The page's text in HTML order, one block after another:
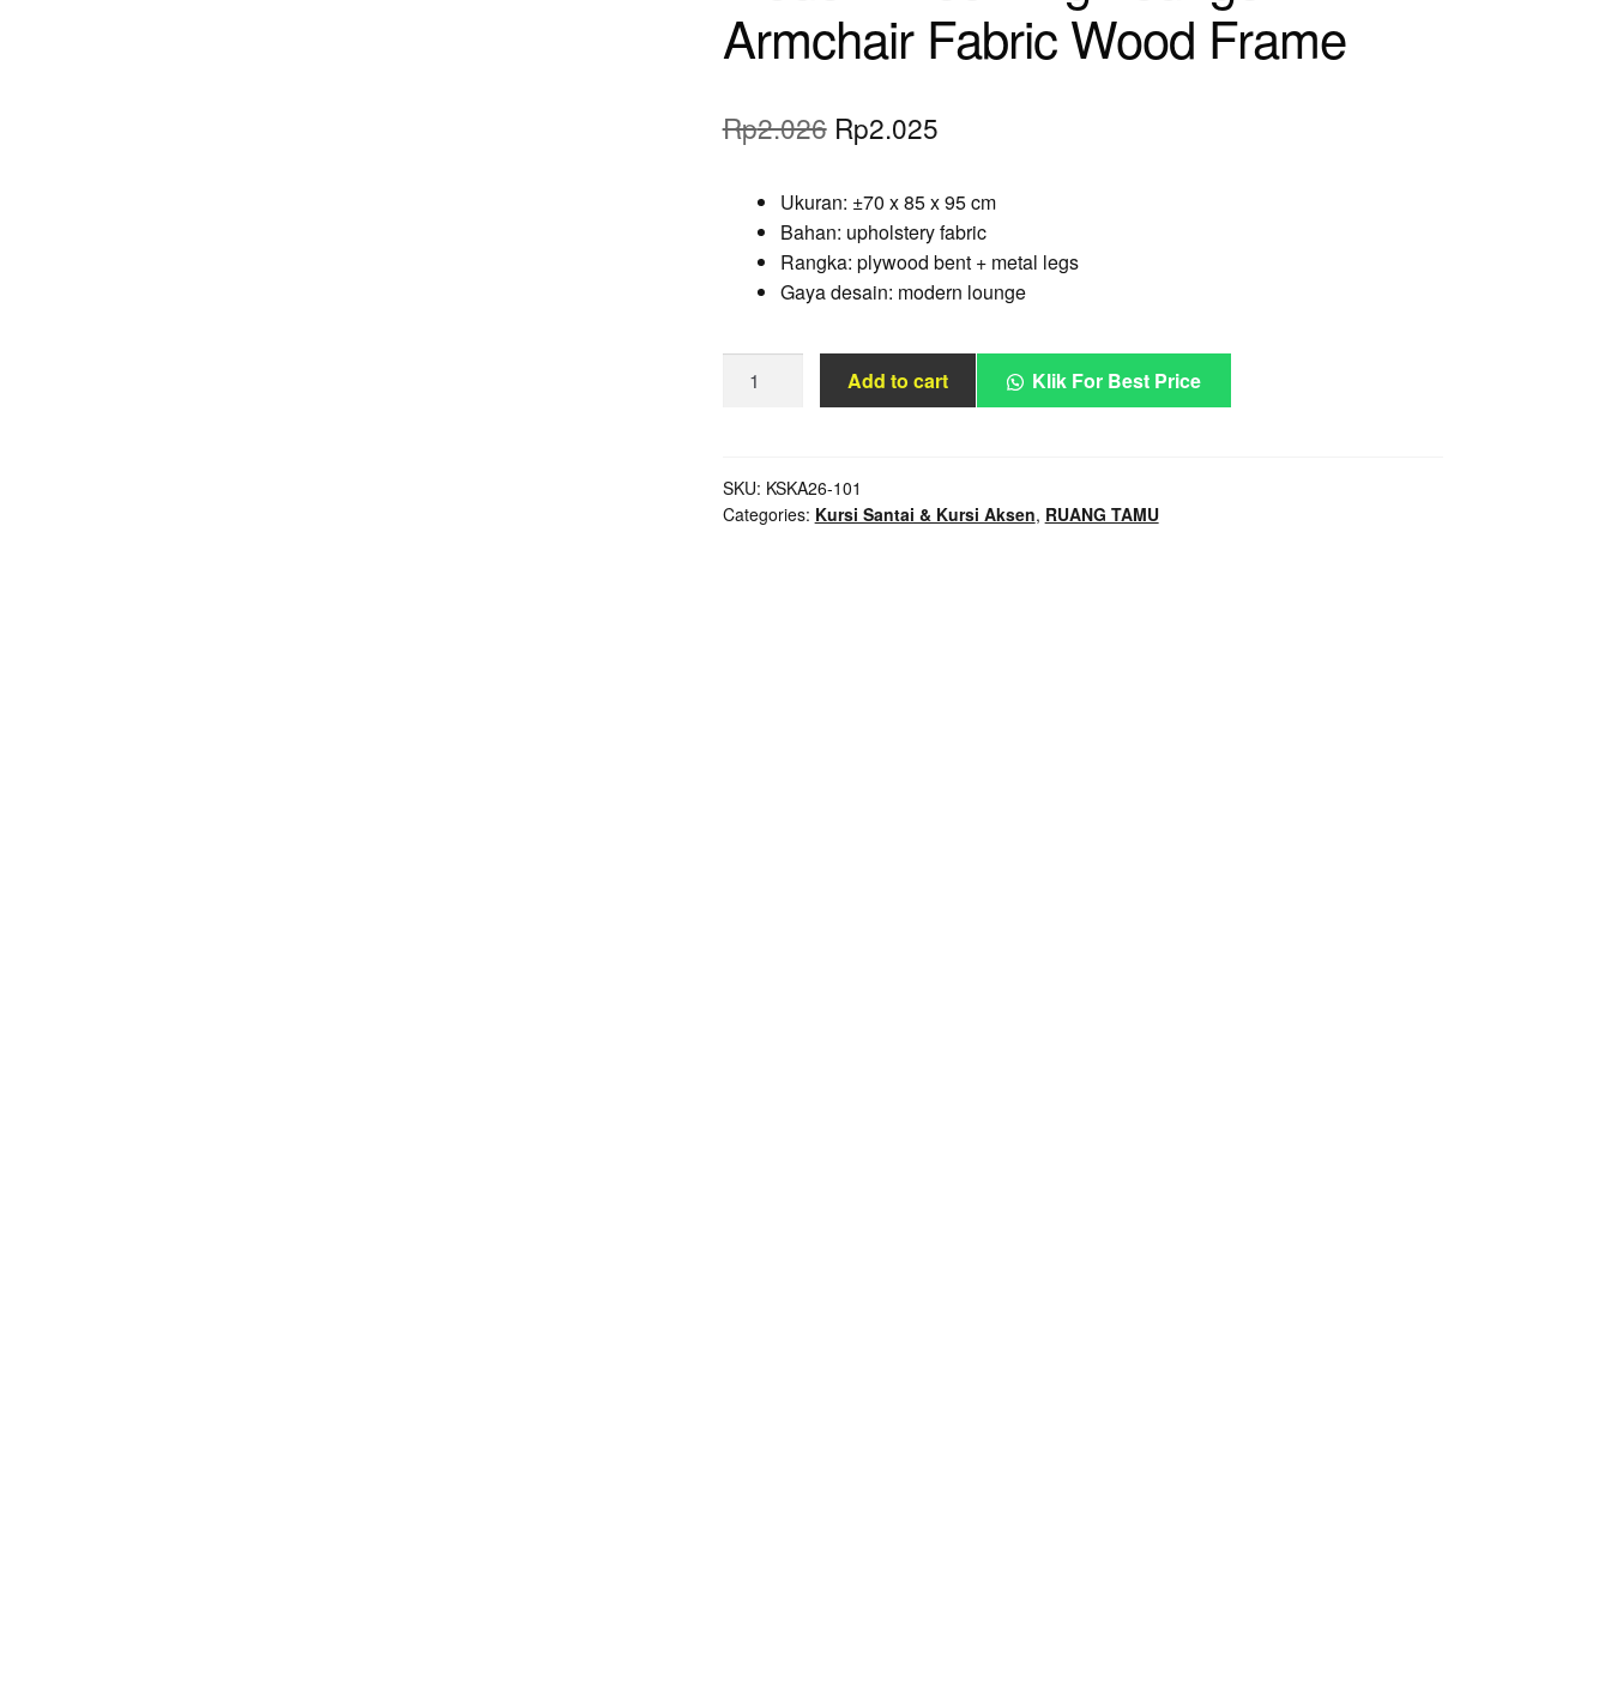
Armchair Fabric Wood Frame
Rp2.026 Original
was:
Rp2.026.
Rp2.025Current
is:
Rp2.025.
Ukuran: ±70 x 85 x 95 cm
Bahan: upholstery fabric
Rangka: plywood bent + metal legs
Gaya desain: modern lounge
Reclining
Fabric
Wood
Add to cart Klik For Best Price
SKU: KSKA26-101
Categories: Kursi Santai & Kursi Aksen, RUANG TAMU